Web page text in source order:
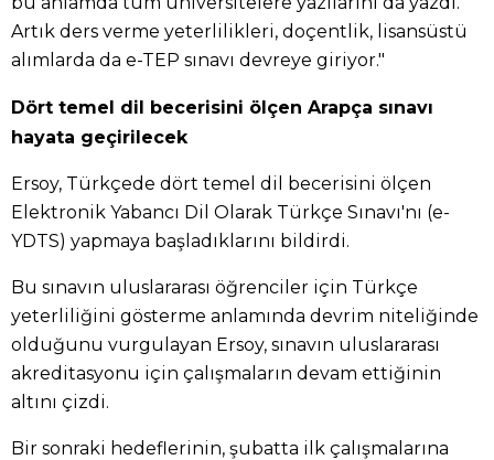
Artık ders verme yeterlilikleri, doçentlik, lisansüstü
alımlarda da e-TEP sınavı devreye giriyor."
Dört temel dil becerisini ölçen Arapça sınavı
hayata geçirilecek
Ersoy, Türkçede dört temel dil becerisini ölçen
Elektronik Yabancı Dil Olarak Türkçe Sınavı'nı (e-
YDTS) yapmaya başladıklarını bildirdi.
Bu sınavın uluslararası öğrenciler için Türkçe
yeterliliğini gösterme anlamında devrim niteliğinde
olduğunu vurgulayan Ersoy, sınavın uluslararası
akreditasyonu için çalışmaların devam ettiğinin
altını çizdi.
Bir sonraki hedeflerinin, şubatta ilk çalışmalarına